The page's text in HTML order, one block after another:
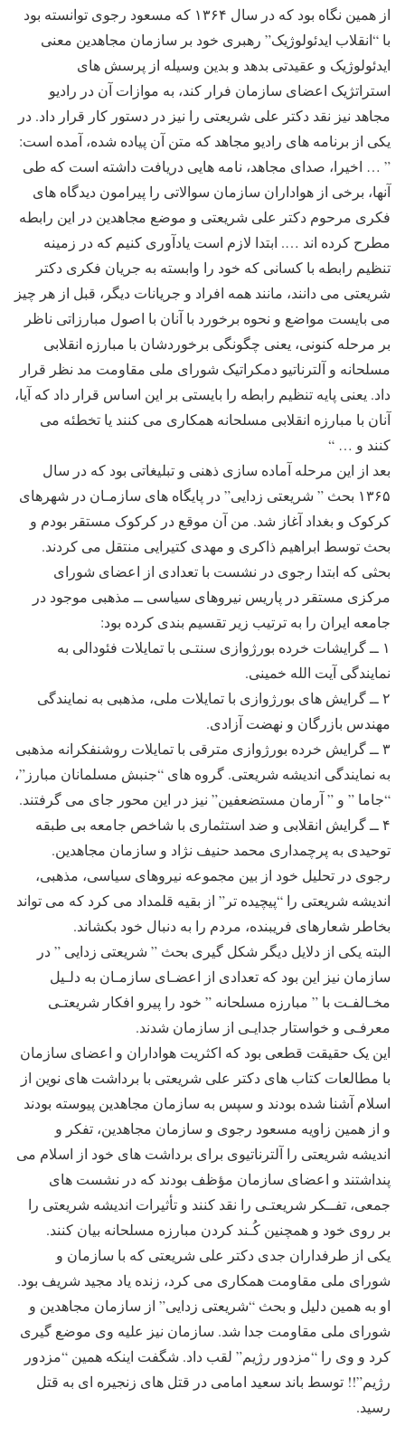
از همین نگاه بود که در سال ۱۳۶۴ که مسعود رجوی توانسته بود
با “انقلاب ایدئولوژیک” رهبری خود بر سازمان مجاهدین معنی
ایدئولوژیک و عقیدتی بدهد و بدین وسیله از پرسش های
استراتژیک اعضای سازمان فرار کند، به موازات آن در رادیو
مجاهد نیز نقد دکتر علی شریعتی را نیز در دستور کار قرار داد. در
یکی از برنامه های رادیو مجاهد که متن آن پیاده شده، آمده است:
” … اخیرا، صدای مجاهد، نامه هایی دریافت داشته است که طی
آنها، برخی از هواداران سازمان سوالاتی را پیرامون دیدگاه های
فکری مرحوم دکتر علی شریعتی و موضع مجاهدین در این رابطه
مطرح کرده اند …. ابتدا لازم است یادآوری کنیم که در زمینه
تنظیم رابطه با کسانی که خود را وابسته به جریان فکری دکتر
شریعتی می دانند، مانند همه افراد و جریانات دیگر، قبل از هر چیز
می بایست مواضع و نحوه برخورد با آنان با اصول مبارزاتی ناظر
بر مرحله کنونی، یعنی چگونگی برخوردشان با مبارزه انقلابی
مسلحانه و آلترناتیو دمکراتیک شورای ملی مقاومت مد نظر قرار
داد. یعنی پایه تنظیم رابطه را بایستی بر این اساس قرار داد که آیا،
آنان با مبارزه انقلابی مسلحانه همکاری می کنند یا تخطئه می
کنند و … “
بعد از این مرحله آماده سازی ذهنی و تبلیغاتی بود که در سال
۱۳۶۵ بحث ” شریعتی زدایی” در پایگاه های سازمـان در شهرهای
کرکوک و بغداد آغاز شد. من آن موقع در کرکوک مستقر بودم و
بحث توسط ابراهیم ذاکری و مهدی کتیرایی منتقل می کردند.
بحثی که ابتدا رجوی در نشست با تعدادی از اعضای شورای
مرکزی مستقر در پاریس نیروهای سیاسی ــ مذهبی موجود در
جامعه ایران را به ترتیب زیر تقسیم بندی کرده بود:
۱ ــ گرایشات خرده بورژوازی سنتـی با تمایلات فئودالی به
نمایندگی آیت الله خمینی.
۲ ــ گرایش های بورژوازی با تمایلات ملی، مذهبی به نمایندگی
مهندس بازرگان و نهضت آزادی.
۳ ــ گرایش خرده بورژوازی مترقی با تمایلات روشنفکرانه مذهبی
به نمایندگی اندیشه شریعتی. گروه های “جنبش مسلمانان مبارز”،
“جاما ” و ” آرمان مستضعفین” نیز در این محور جای می گرفتند.
۴ ــ گرایش انقلابی و ضد استثماری با شاخص جامعه بی طبقه
توحیدی به پرچمداری محمد حنیف نژاد و سازمان مجاهدین.
رجوی در تحلیل خود از بین مجموعه نیروهای سیاسی، مذهبی،
اندیشه شریعتی را “پیچیده تر” از بقیه قلمداد می کرد که می تواند
بخاطر شعارهای فریبنده، مردم را به دنبال خود بکشاند.
البته یکی از دلایل دیگر شکل گیری بحث ” شریعتی زدایی ” در
سازمان نیز این بود که تعدادی از اعضـای سازمـان به دلـیل
مخـالفـت با ” مبارزه مسلحانه ” خود را پیرو افکار شریعتـی
معرفـی و خواستار جدایـی از سازمان شدند.
این یک حقیقت قطعی بود که اکثریت هواداران و اعضای سازمان
با مطالعات کتاب های دکتر علی شریعتی با برداشت های نوین از
اسلام آشنا شده بودند و سپس به سازمان مجاهدین پیوسته بودند
و از همین زاویه مسعود رجوی و سازمان مجاهدین، تفکر و
اندیشه شریعتی را آلترناتیوی برای برداشت های خود از اسلام می
پنداشتند و اعضای سازمان مؤظف بودند که در نشست های
جمعی، تفــکر شریعتـی را نقد کنند و تأثیرات اندیشه شریعتی را
بر روی خود و همچنین کُـند کردن مبارزه مسلحانه بیان کنند.
یکی از طرفداران جدی دکتر علی شریعتی که با سازمان و
شورای ملی مقاومت همکاری می کرد، زنده یاد مجید شریف بود.
او به همین دلیل و بحث “شریعتی زدایی” از سازمان مجاهدین و
شورای ملی مقاومت جدا شد. سازمان نیز علیه وی موضع گیری
کرد و وی را “مزدور رژیم” لقب داد. شگفت اینکه همین “مزدور
رژیم”!! توسط باند سعید امامی در قتل های زنجیره ای به قتل
رسید.